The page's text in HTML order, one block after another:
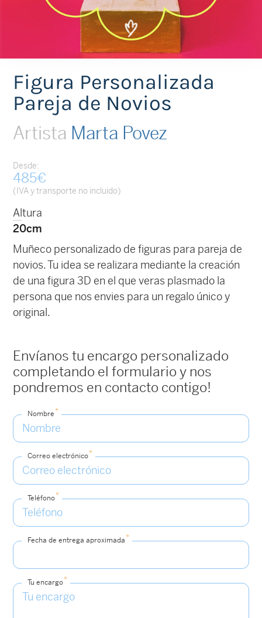
Figura Personalizada
Pareja de Novios
Artista Marta Povez
Desde:
485€
(IVA y transporte no incluido)
Altura
20cm
Muñeco personalizado de figuras para pareja de
novios. Tu idea se realizara mediante la creación
de una figura 3D en el que veras plasmado la
persona que nos envies para un regalo único y
original.
Envíanos tu encargo personalizado
completando el formulario y nos
pondremos en contacto contigo!
Nombre*
Correo electrónico*
Teléfono*
Fecha de entrega aproximada*
Tu encargo*